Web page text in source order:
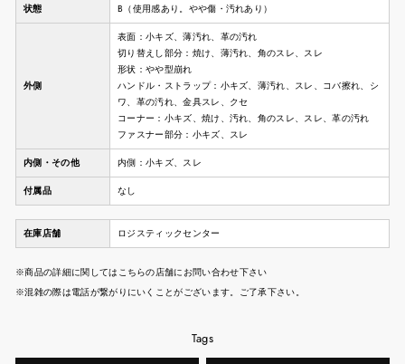
状態 B（使用感あり。やや傷・汚れあり）
外側
表面：小キズ、薄汚れ、革の汚れ
切り替えし部分：焼け、薄汚れ、角のスレ、スレ
形状：やや型崩れ
ハンドル・ストラップ：小キズ、薄汚れ、スレ、コバ擦れ、シ
ワ、革の汚れ、金具スレ、クセ
コーナー：小キズ、焼け、汚れ、角のスレ、スレ、革の汚れ
ファスナー部分：小キズ、スレ
内側・その他 内側：小キズ、スレ
付属品 なし
在庫店舗 ロジスティックセンター
※商品の詳細に関してはこちらの店舗にお問い合わせ下さい
※混雑の際は電話が繋がりにいくことがございます。ご了承下さい。
Tags